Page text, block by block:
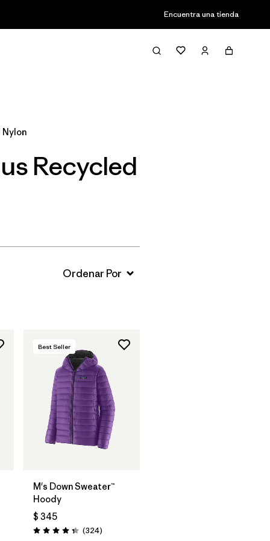
Encuentra una tienda
Filter & Sort
Recycled
Best Seller
M's Down Sweater™
Hoody
$ 345
Valoración: 4.4 / 5
(324Comentarios
)